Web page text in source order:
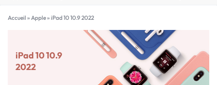
Accueil » Apple» iPad 10 10.9 2022
iPad 10 10.9
2022